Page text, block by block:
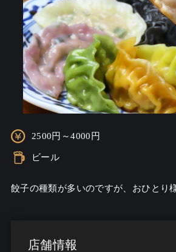
2500円～4000円
ビール
餃子の種類が多いのですが、おひとり
店舗情報